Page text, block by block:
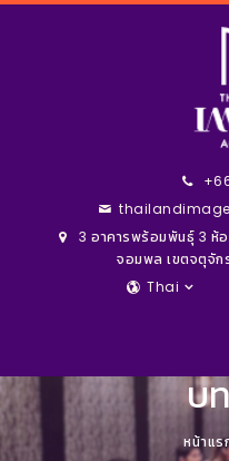
3 อาคารพร้อมพันธุ์ 3 ห้
จอมพล เขตจตุจัก
Thai
บ
หน้าแร